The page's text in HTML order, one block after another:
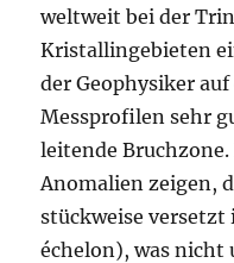
weltweit bei der
Kristallingebieten
der Geophysiker
Messprofilen sehr
leitende
Anomalien zeigen,
stückweise versetzt
échelon), was